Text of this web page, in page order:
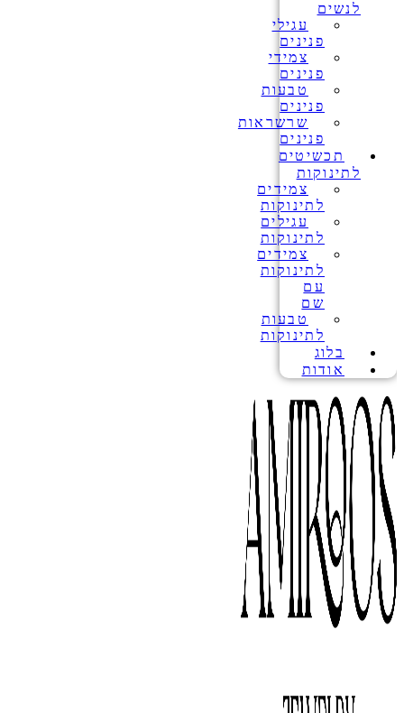
לנשים
עגילי
פנינים
צמידי
פנינים
טבעות
פנינים
שרשראות
פנינים
תכשיטים
לתינוקות
צמידים
לתינוקות
עגילים
לתינוקות
צמידים
לתינוקות
עם
שם
טבעות
לתינוקות
בלוג
אודות